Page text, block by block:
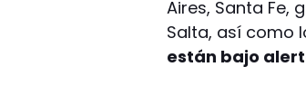
Aires, Santa Fe,
Salta, así como
están bajo